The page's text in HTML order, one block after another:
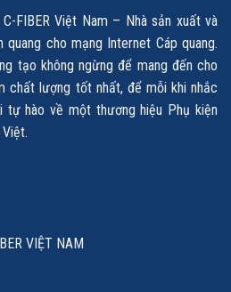
FIBER Việt Nam – Nhà sản xuất và
cho mạng Internet Cáp quang.
tạo không ngừng để mang đến cho
chất lượng tốt nhất, để mỗi khi nhắc
tự hào về một thương hiệu Phụ kiện
VIỆT NAM